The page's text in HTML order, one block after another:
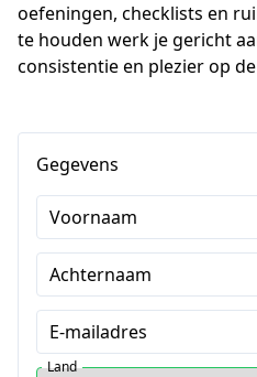
oefeningen, checklists en
te houden werk je gericht
consistentie en plezier op
Gegevens
Voornaam
Achternaam
E-mailadres
Land